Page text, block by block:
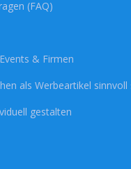
(FAQ)
& Firmen
als Werbeartikel sinnvoll
gestalten